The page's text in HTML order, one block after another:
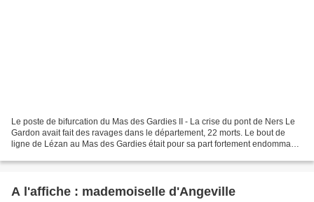
Le poste de bifurcation du Mas des Gardies II - La crise du pont de Ners Le
Gardon avait fait des ravages dans le département, 22 morts. Le bout de
ligne de Lézan au Mas des Gardies était pour sa part fortement endommagé
A l'affiche : mademoiselle d'Angeville